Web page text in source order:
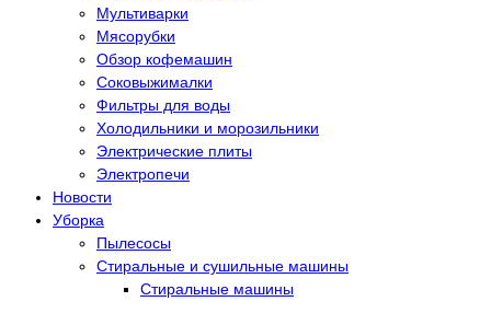
Мультиварки
Мясорубки
Обзор кофемашин
Соковыжималки
Фильтры для воды
Холодильники и морозильники
Электрические плиты
Электропечи
Новости
Уборка
Пылесосы
Стиральные и сушильные машины
Стиральные машины